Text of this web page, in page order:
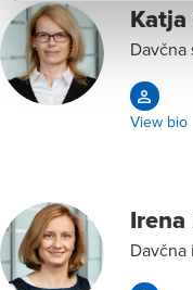
Davčna
View bio
Davčna